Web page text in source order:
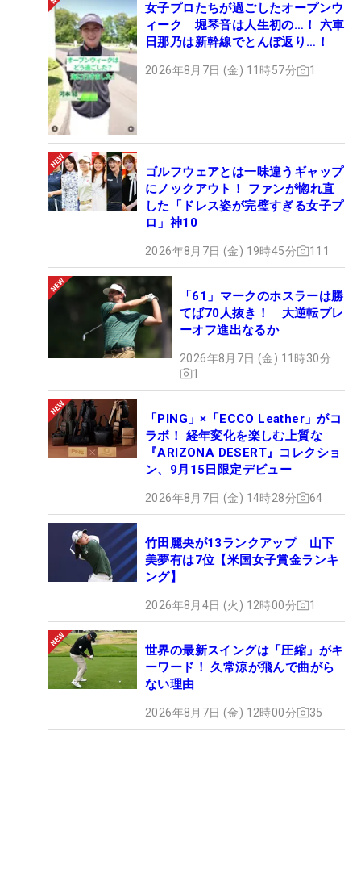
女子プロたちが過ごしたオープンウ
ィーク 堀琴音は人生初の…！ 六車
日那乃は新幹線でとんぼ返り…！
2026年8月7日 (金) 11時57分 1
ゴルフウェアとは一味違うギャップ
にノックアウト！ ファンが惚れ直
した「ドレス姿が完璧すぎる女子プ
ロ」神10
2026年8月7日 (金) 19時45分 111
「61」マークのホスラーは勝
てば70人抜き！ 大逆転プレ
ーオフ進出なるか
2026年8月7日 (金) 11時30分
1
「PING」×「ECCO Leather」がコ
ラボ！ 経年変化を楽しむ上質な
『ARIZONA DESERT』コレクショ
ン、9月15日限定デビュー
2026年8月7日 (金) 14時28分 64
竹田麗央が13ランクアップ 山下
美夢有は7位【米国女子賞金ランキ
ング】
2026年8月4日 (火) 12時00分 1
世界の最新スイングは「圧縮」がキ
ーワード！ 久常涼が飛んで曲がら
ない理由
2026年8月7日 (金) 12時00分 35